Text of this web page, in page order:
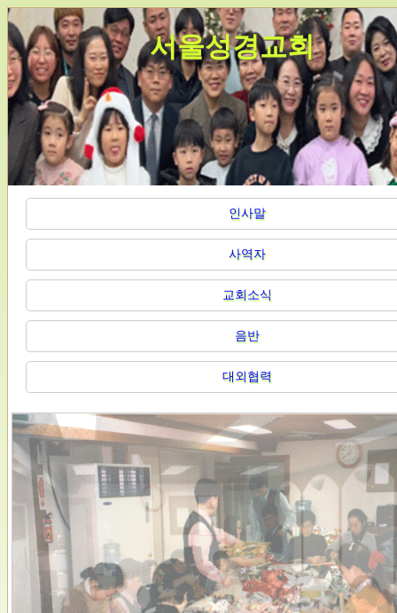
서울성경교회
인사말
사역자
교회소식
음반
대외협력